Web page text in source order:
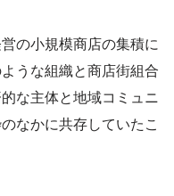
の小規模商店の集積に
うな組織と商店街組合
な主体と地域コミュニ
なかに共存していたこ